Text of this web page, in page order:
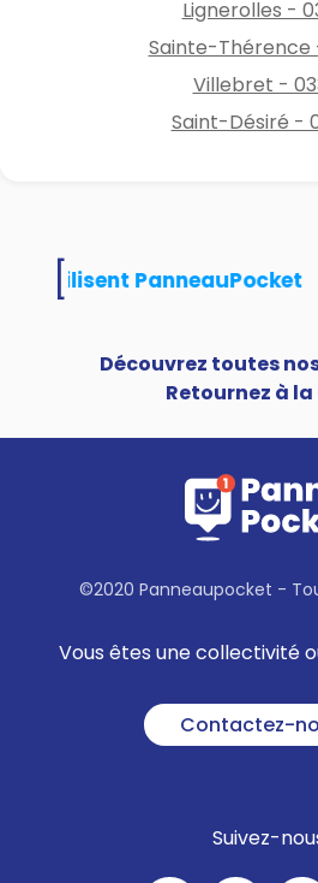
Lignerolles -
Sainte-Thérence
Villebret -
Saint-Désiré -
utilisent PanneauPocket
Découvrez toutes
Retournez à
©2020 Panneaupocket -
Vous êtes une collectivité
Contactez-
Suivez-